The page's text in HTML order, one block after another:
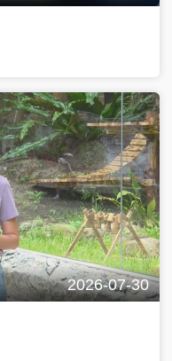
2026-07-30